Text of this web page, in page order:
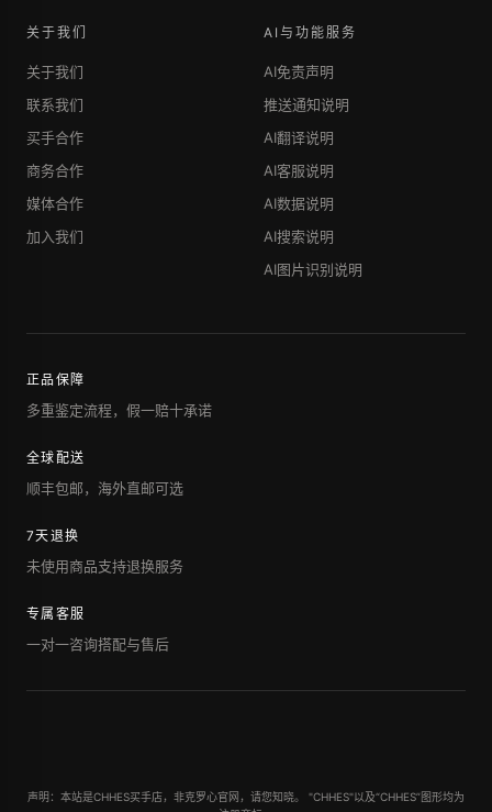
关于我们
关于我们
联系我们
买手合作
商务合作
媒体合作
加入我们
AI与功能服务
AI免责声明
推送通知说明
AI翻译说明
AI客服说明
AI数据说明
AI搜索说明
AI图片识别说明
正品保障
多重鉴定流程，假一赔十承诺
全球配送
顺丰包邮，海外直邮可选
7天退换
未使用商品支持退换服务
专属客服
一对一咨询搭配与售后
声明：本站是CHHES买手店，非克罗心官网，请您知晓。 "CHHES"以及“CHHES”图形均为